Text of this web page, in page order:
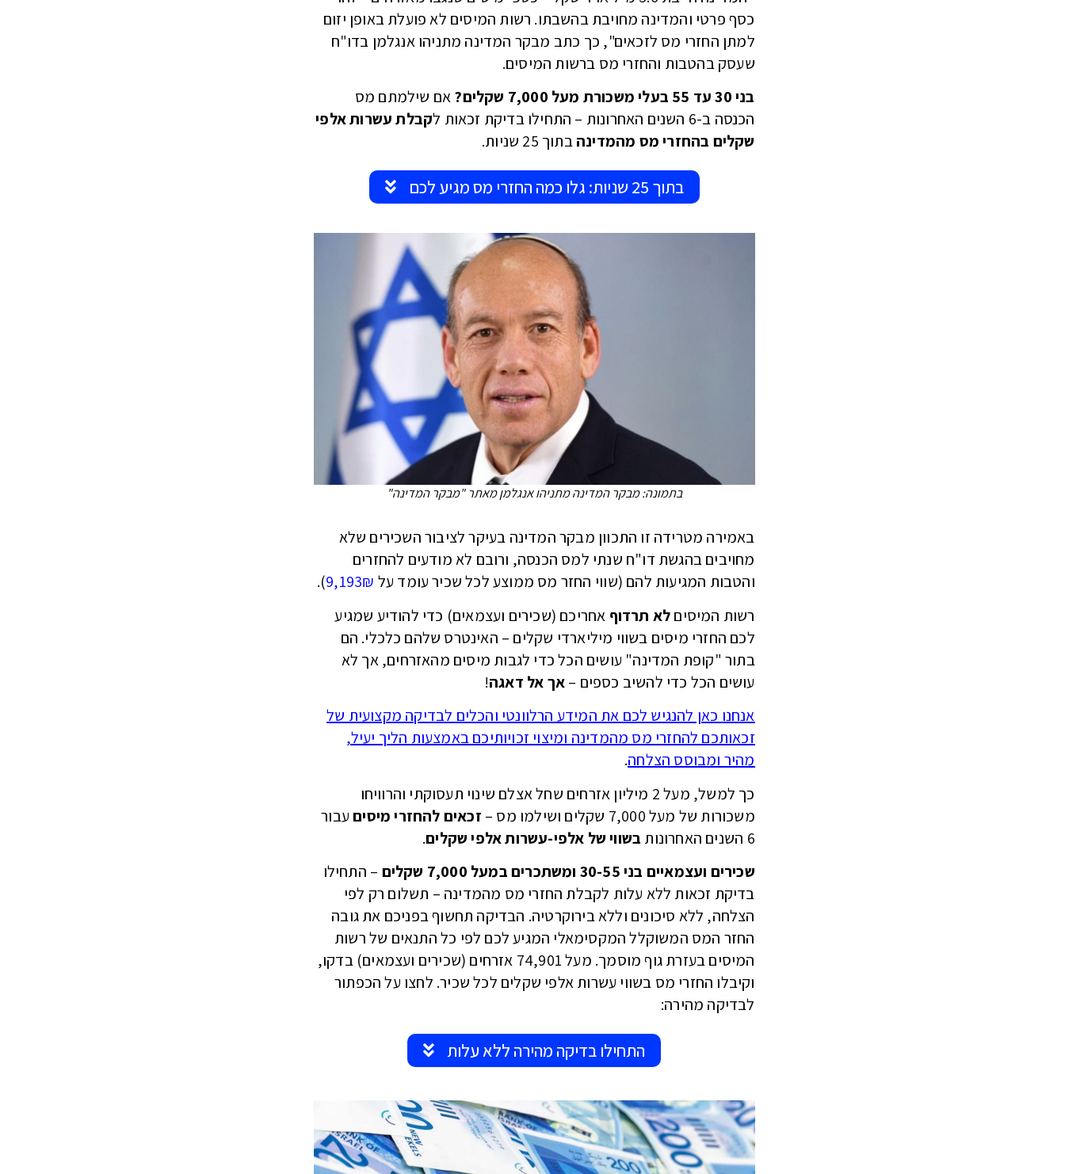
כסף פרטי והמדינה מחויבת בהשבתו. רשות המיסים לא פועלת באופן יזום
למתן החזרי מס לזכאים", כך כתב מבקר המדינה מתניהו אנגלמן בדו"ח
שעסק בהטבות והחזרי מס ברשות המיסים.
בני 30 עד 55 בעלי משכורת מעל 7,000 שקלים?
אם שילמתם מס
הכנסה ב-6 השנים האחרונות – התחילו בדיקת זכאות ל
קבלת עשרות אלפי
שקלים בהחזרי מס מהמדינהבתוך 25 שניות.
בתוך 25 שניות: גלו כמה החזרי מס מגיע לכם
בתמונה: מבקר המדינה מתניהו אנגלמן מאתר "מבקר המדינה"
באמירה מטרידה זו התכוון מבקר המדינה בעיקר לציבור השכירים שלא
מחויבים בהגשת דו"ח שנתי למס הכנסה, ורובם לא מודעים להחזרים
והטבות המגיעות להם (שווי החזר מס ממוצע לכל שכיר עומד על 9,193₪
).
רשות המיסיםלא תרדוף אחריכם (שכירים ועצמאים) כדי להודיע שמגיע
לכם החזרי מיסים בשווי מיליארדי שקלים – האינטרס שלהם כלכלי. הם
בתור "קופת המדינה" עושים הכל כדי לגבות מיסים מהאזרחים, אך לא
עושים הכל כדי להשיב כספים –אך אל דאגה!
אנחנו כאן להנגיש לכם את המידע הרלוונטי והכלים לבדיקה מקצועית של
זכאותכם להחזרי מס מהמדינה ומיצוי זכויותיכם באמצעות הליך יעיל,
מהיר ומבוסס הצלחה.
כך למשל, מעל 2 מיליון אזרחים שחל אצלם שינוי תעסוקתי והרוויחו
משכורות של מעל 7,000 שקלים ושילמו מס –
זכאים להחזרי מיסיםעבור
6 השנים האחרונות
בשווי של אלפי-עשרות אלפי שקלים.
שכירים ועצמאיים בני 30-55 ומשתכרים במעל 7,000 שקלים
– התחילו
בדיקת זכאות ללא עלות לקבלת החזרי מס מהמדינה – תשלום רק לפי
הצלחה, ללא סיכונים וללא בירוקרטיה. הבדיקה תחשוף בפניכם את גובה
החזר המס המשוקלל המקסימאלי המגיע לכם לפי כל התנאים של רשות
המיסים בעזרת גוף מוסמך. מעל 74,901 אזרחים (שכירים ועצמאים) בדקו,
וקיבלו החזרי מס בשווי עשרות אלפי שקלים לכל שכיר. לחצו על הכפתור
לבדיקה מהירה:
התחילו בדיקה מהירה ללא עלות